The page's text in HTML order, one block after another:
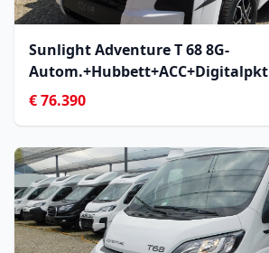
Sunlight Adventure T 68 8G-
Autom.+Hubbett+ACC+Digitalpkt
€ 76.390